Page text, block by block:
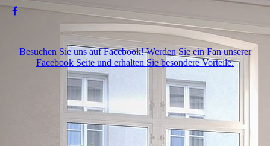
Besuchen Sie uns auf Facebook! Werden Sie ein Fan unserer
Facebook Seite und erhalten Sie besondere Vorteile.